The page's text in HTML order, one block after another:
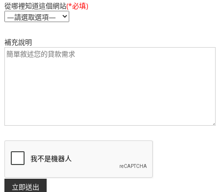
從哪裡知道這個網站(*必填)
補充說明